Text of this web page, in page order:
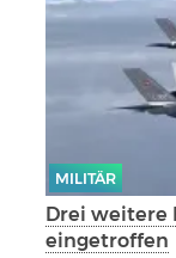
MILITÄR
Drei weitere
eingetroffen